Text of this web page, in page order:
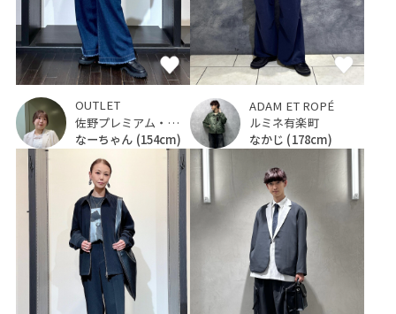
OUTLET
佐野プレミアム・アウトレット
なーちゃん (154cm)
ADAM ET ROPÉ
ルミネ有楽町
なかじ (178cm)